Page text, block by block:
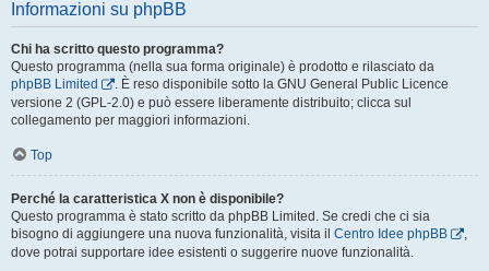
Informazioni su phpBB
Chi ha scritto questo programma?
Questo programma (nella sua forma originale) è prodotto e rilasciato da
phpBB Limited
. È reso disponibile sotto la GNU General Public Licence
versione 2 (GPL-2.0) e può essere liberamente distribuito; clicca sul
collegamento per maggiori informazioni.
Top
Perché la caratteristica X non è disponibile?
Questo programma è stato scritto da phpBB Limited. Se credi che ci sia
bisogno di aggiungere una nuova funzionalità, visita il Centro Idee phpBB
,
dove potrai supportare idee esistenti o suggerire nuove funzionalità.